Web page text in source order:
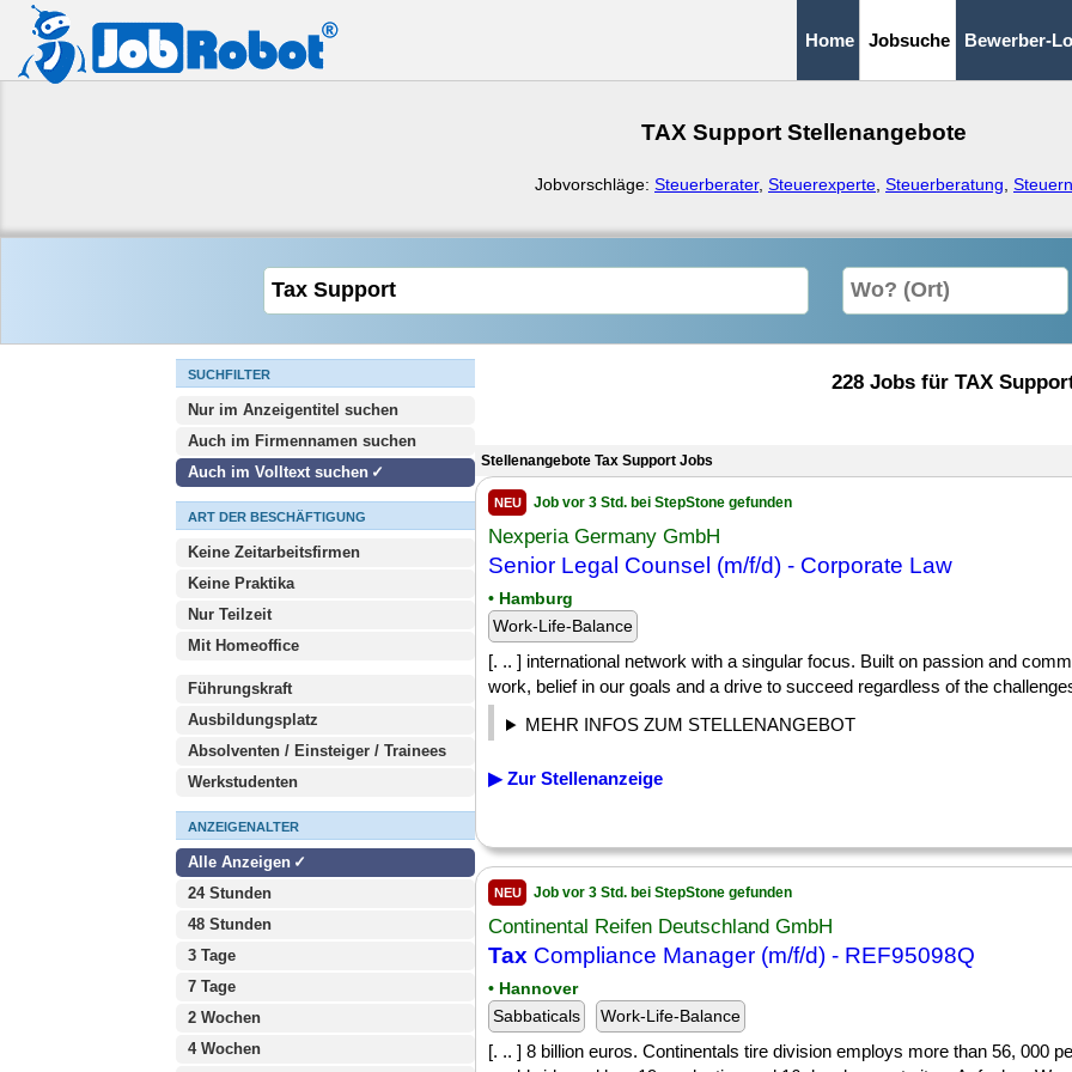
Home Jobsuche Bewerber-
TAX Support Stellenangebote
Jobvorschläge: Steuerberater, Steuerexperte Steuerberatung Steuern
SUCHFILTER
Nur im Anzeigentitel suchen
Auch im Firmennamen suchen
Auch im Volltext suchen
ART DER BESCHÄFTIGUNG
Keine Zeitarbeitsfirmen
Keine Praktika
Nur Teilzeit
Mit Homeoffice
Führungskraft
Ausbildungsplatz
Absolventen / Einsteiger / Trainees
Werkstudenten
ANZEIGENALTER
Alle Anzeigen
24 Stunden
48 Stunden
3 Tage
7 Tage
2 Wochen
4 Wochen
228 Jobs für TAX
Stellenangebote Tax Support Jobs
NEU Job vor 3 Std. bei StepStone gefunden
Nexperia Germany GmbH
Senior Legal Counsel (m/f/d) - Corporate Law
• Hamburg
Work-Life-Balance
[. .. ] international network with a singular focus. Built on passion and
work, belief in our goals and a drive to succeed regardless of the
MEHR INFOS ZUM STELLENANGEBOT
▶ Zur Stellenanzeige
NEU Job vor 3 Std. bei StepStone gefunden
Continental Reifen Deutschland GmbH
Tax Compliance Manager (m/f/d) - REF95098Q
• Hannover
Sabbaticals
Work-Life-Balance
[. .. ] 8 billion euros. Continentals tire division employs more than 56, 000